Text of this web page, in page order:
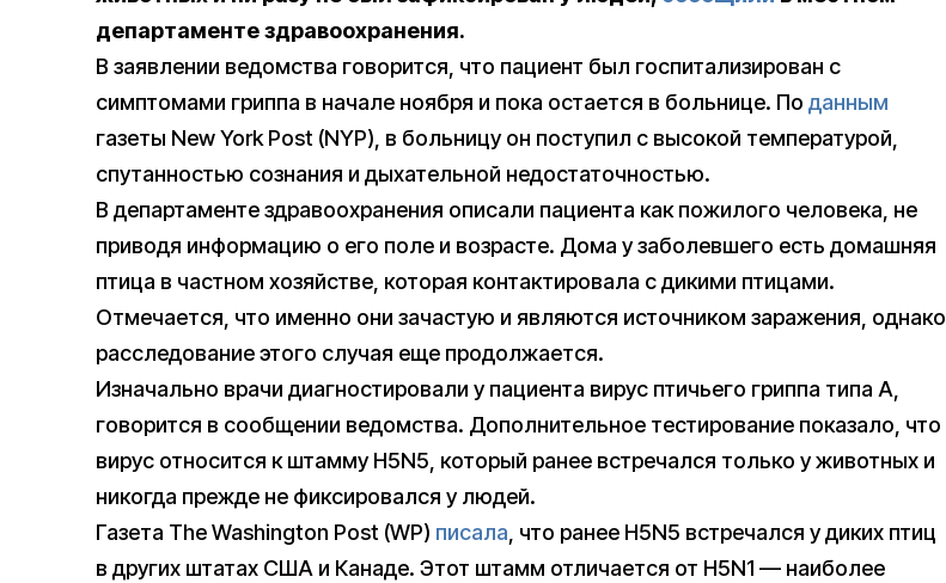
департаменте здравоохранения.
В заявлении ведомства говорится, что пациент был госпитализирован с
симптомами гриппа в начале ноября и пока остается в больнице. По данным
газеты New York Post (NYP), в больницу он поступил с высокой температурой,
спутанностью сознания и дыхательной недостаточностью.
В департаменте здравоохранения описали пациента как пожилого человека, не
приводя информацию о его поле и возрасте. Дома у заболевшего есть домашняя
птица в частном хозяйстве, которая контактировала с дикими птицами.
Отмечается, что именно они зачастую и являются источником заражения, однако
расследование этого случая еще продолжается.
Изначально врачи диагностировали у пациента вирус птичьего гриппа типа А,
говорится в сообщении ведомства. Дополнительное тестирование показало, что
вирус относится к штамму H5N5, который ранее встречался только у животных и
никогда прежде не фиксировался у людей.
Газета The Washington Post (WP) писала, что ранее H5N5 встречался у диких птиц
в других штатах США и Канаде. Этот штамм отличается от H5N1 — наиболее